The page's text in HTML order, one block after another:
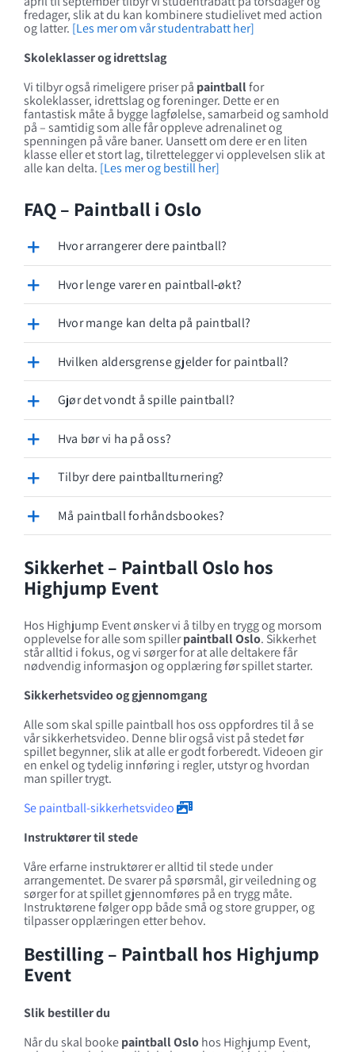
fredager, slik at du kan kombinere studielivet med action
og latter. [Les mer om vår studentrabatt her]
Skoleklasser og idrettslag
Vi tilbyr også rimeligere priser på paintballfor
skoleklasser, idrettslag og foreninger. Dette er en
fantastisk måte å bygge lagfølelse, samarbeid og samhold
på – samtidig som alle får oppleve adrenalinet og
spenningen på våre baner. Uansett om dere er en liten
klasse eller et stort lag, tilrettelegger vi opplevelsen slik at
alle kan delta. [Les mer og bestill her]
FAQ – Paintball i Oslo
Hvor arrangerer dere paintball?
Hvor lenge varer en paintball‑økt?
Hvor mange kan delta på paintball?
Hvilken aldersgrense gjelder for paintball?
Gjør det vondt å spille paintball?
Hva bør vi ha på oss?
Tilbyr dere paintballturnering?
Må paintball forhåndsbookes?
Sikkerhet – Paintball Oslo hos
Highjump Event
Hos Highjump Event ønsker vi å tilby en trygg og morsom
opplevelse for alle som spillerpaintball Oslo. Sikkerhet
står alltid i fokus, og vi sørger for at alle deltakere får
nødvendig informasjon og opplæring før spillet starter.
Sikkerhetsvideo og gjennomgang
Alle som skal spille paintball hos oss oppfordres til å se
vår sikkerhetsvideo. Denne blir også vist på stedet før
spillet begynner, slik at alle er godt forberedt. Videoen gir
en enkel og tydelig innføring i regler, utstyr og hvordan
man spiller trygt.
Se paintball-sikkerhetsvideo
Instruktører til stede
Våre erfarne instruktører er alltid til stede under
arrangementet. De svarer på spørsmål, gir veiledning og
sørger for at spillet gjennomføres på en trygg måte.
Instruktørene følger opp både små og store grupper, og
tilpasser opplæringen etter behov.
Bestilling – Paintball hos Highjump
Event
Slik bestiller du
Når du skal bookepaintball Oslohos Highjump Event,